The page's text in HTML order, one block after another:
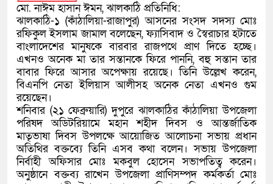
মো. নাঈম হাসান ঈমন, ঝালকাঠি প্রতিনিধি:
ঝালকাঠি-১ (কাঁঠালিয়া-রাজাপুর) আসনের সংসদ সদস্য মোঃ
রফিকুল ইসলাম জামাল বলেছেন, ফ্যাসিবাদ ও স্বৈরাচার হটাতে
বাংলাদেশের মানুষকে বারবার রাজপথে প্রাণ দিতে হচ্ছে।
এখনও অনেক মা তার সন্তানকে ফিরে পাননি, বহু সন্তান তার
বাবার ফিরে আসার অপেক্ষায় রয়েছে। তিনি উল্লেখ করেন,
বিএনপি নেতা ইলিয়াস আলীসহ অনেক নেতা এখনও গুম
রয়েছেন।
শনিবার (২১ ফেব্রুয়ারি) দুপুরে ঝালকাঠির কাঁঠালিয়া উপজেলা
পরিষদ অডিটরিয়ামে মহান শহীদ দিবস ও আন্তর্জাতিক
মাতৃভাষা দিবস উপলক্ষে আয়োজিত আলোচনা সভায় প্রধান
অতিথির বক্তব্যে তিনি এসব কথা বলেন। সভায় উপজেলা
নির্বাহী অফিসার মোঃ মকবুল হোসেন সভাপতিত্ব করেন।
অনুষ্ঠানে বক্তব্য রাখেন উপজেলা প্রাণিসম্পদ কর্মকর্তা মোঃ